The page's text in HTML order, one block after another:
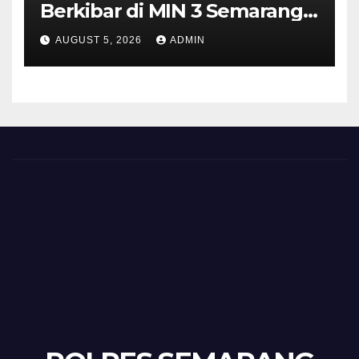
Berkibar di MIN 3 Semarang,
Bhabinkamtibmas Desa
Timpik Hadiri Peringatan
HUT ke-81 Kemerdekaan RI
AUGUST 5, 2026 ADMIN